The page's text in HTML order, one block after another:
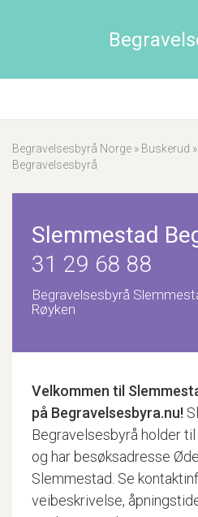
Begravelsesbyrå Norge » Buskerud »
Begravelsesbyrå
Slemmestad
31 29 68 88
Begravelsesbyrå
Røyken
Velkommen til
på Begravelsesbyra.nu!
Begravelsesbyrå holder til
og har besøksadresse
Slemmestad. Se
veibeskrivelse,